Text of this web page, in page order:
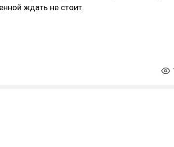
ждать не стоит.